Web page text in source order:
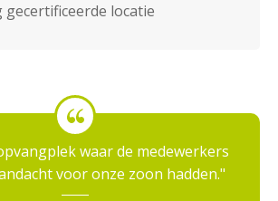
gecertificeerde locatie
waar de medewerkers
voor onze zoon hadden.